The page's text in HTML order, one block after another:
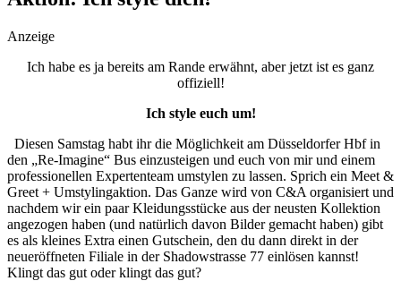
social topics
Anzeige
Ich habe es ja bereits am Rande erwähnt, aber jetzt ist es ganz
offiziell!
Ich style euch um!
Diesen Samstag habt ihr die Möglichkeit am Düsseldorfer Hbf in
den „Re-Imagine“ Bus einzusteigen und euch von mir und einem
professionellen Expertenteam umstylen zu lassen. Sprich ein Meet &
Greet + Umstylingaktion. Das Ganze wird von C&A organisiert und
nachdem wir ein paar Kleidungsstücke aus der neusten Kollektion
angezogen haben (und natürlich davon Bilder gemacht haben) gibt
es als kleines Extra einen Gutschein, den du dann direkt in der
neueröffneten Filiale in der Shadowstrasse 77 einlösen kannst!
Klingt das gut oder klingt das gut?